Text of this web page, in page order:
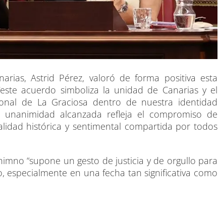
Astrid Pérez, valoró de forma positiva esta
acuerdo simboliza la unidad de Canarias y el
de La Graciosa dentro de nuestra identidad
unanimidad alcanzada refleja el compromiso de
histórica y sentimental compartida por todos
“supone un gesto de justicia y de orgullo para
especialmente en una fecha tan significativa como